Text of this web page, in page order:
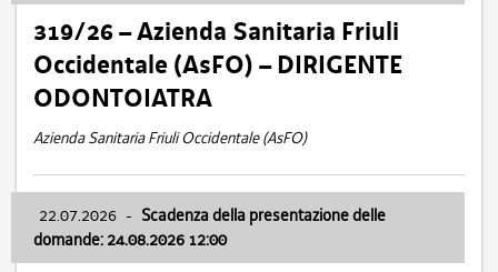
319/26 – Azienda Sanitaria Friuli
Occidentale (AsFO) – DIRIGENTE
ODONTOIATRA
Azienda Sanitaria Friuli Occidentale (AsFO)
22.07.2026 - Scadenza della presentazione delle
domande: 24.08.2026 12:00